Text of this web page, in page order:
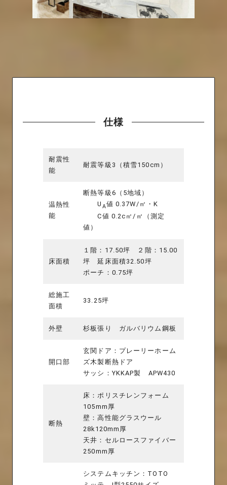
仕様
耐震性
能
耐震等級3（積雪150cm）
温熱性
能
断熱等級6（5地域）
U A値 0.37W/㎡・K
C値 0.2c㎡/㎡（測定
値）
床面積
１階：17.50坪 ２階：15.00
坪 延床面積32.50坪
ポーチ：0.75坪
総施工
面積
33.25坪
外壁 杉板張り ガルバリウム鋼板
開口部
玄関ドア：プレーリーホーム
ズ木製断熱ドア
サッシ：YKKAP製 APW430
断熱
床：ポリスチレンフォーム
105mm厚
壁：高性能グラスウール
28k120mm厚
天井：セルロースファイバー
250mm厚
システムキッチン：TOTO